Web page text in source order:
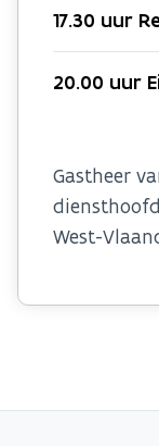
17.30 uur
20.00 uur
Gastheer
West-